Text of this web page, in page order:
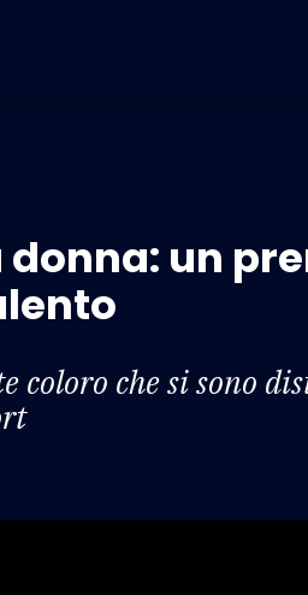
un
coloro che si sono